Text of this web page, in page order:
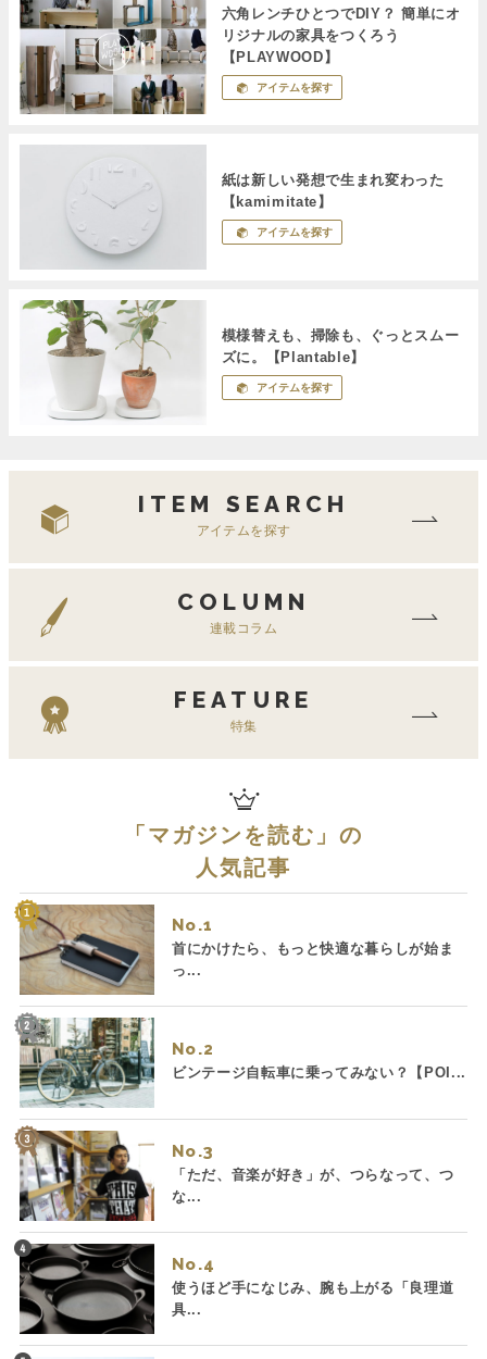
六角レンチひとつでDIY？ 簡単にオ
リジナルの家具をつくろう
【PLAYWOOD】
アイテムを探す
紙は新しい発想で生まれ変わった
【kamimitate】
アイテムを探す
模様替えも、掃除も、ぐっとスムー
ズに。【Plantable】
アイテムを探す
ITEM SEARCH
アイテムを探す
COLUMN
連載コラム
FEATURE
特集
「 マガジンを読む 」の
人気記事
No.
首にかけたら、もっと快適な暮らしが始ま
っ...
No.
ビンテージ自転車に乗ってみない？【POI...
No.
「ただ、音楽が好き」が、つらなって、つ
な...
No.
使うほど手になじみ、腕も上がる「良理道
具...